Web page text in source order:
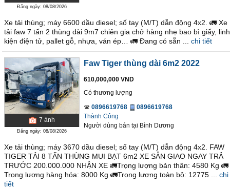
Đăng ngày: 08/08/2026
Xe tải thùng; máy 6600 dầu diesel; số tay (M/T) dẫn động 4x2. 🚛 Xe
tải faw 7 tấn 2 thùng dài 9m7 chiên gia chở hàng nhẹ bao bì giấy, linh
kiện điện tử, pallet gỗ, nhựa, ván ép… 🚛 Đang có sẵn ...
chi tiết
7 ảnh
Đăng ngày: 08/08/2026
Faw Tiger thùng dài 6m2 2022
610,000,000 VND
Có thương lượng
0896619768
0896619768
Thành Công
Người dùng bán tại Bình Dương
Xe tải thùng; máy 3670 dầu diesel; số tay (M/T) dẫn động 4x2. FAW
TIGER TẢI 8 TẤN THÙNG MUI BẠT 6m2 XE SẴN GIAO NGAY TRẢ
TRƯỚC 200.000.000 NHẬN XE 🚛Trọng lượng bản thân: 4580 Kg 🚛
Trọng lượng hàng hóa: 8000 Kg 🚛Trọng lượng toàn bộ: 12775 ...
chi
tiết